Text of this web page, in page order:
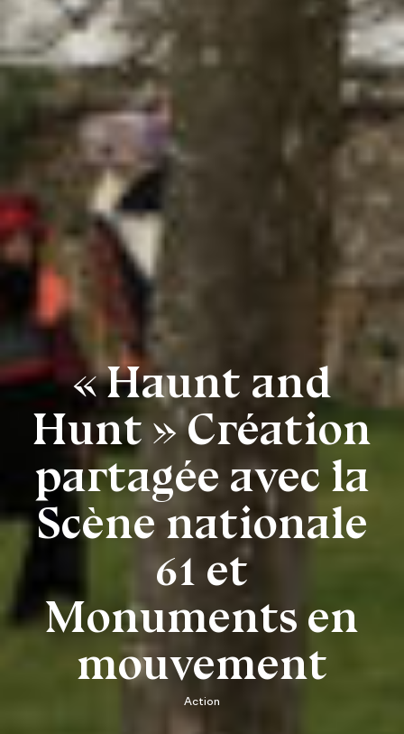
« Haunt and
Hunt » Création
partagée avec la
Scène nationale
61 et
Monuments en
mouvement
Action